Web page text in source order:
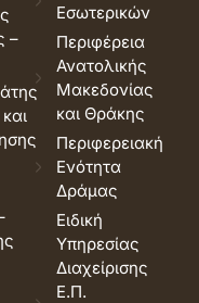
–
Εσωτερικών
Περιφέρεια
Ανατολικής
Μακεδονίας
και Θράκης
Περιφερειακή
Ενότητα
Δράμας
Ειδική
Υπηρεσίας
Διαχείρισης
Ε.Π.